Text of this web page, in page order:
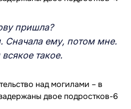
пришла?
Сначала ему, потом мне.
такое.